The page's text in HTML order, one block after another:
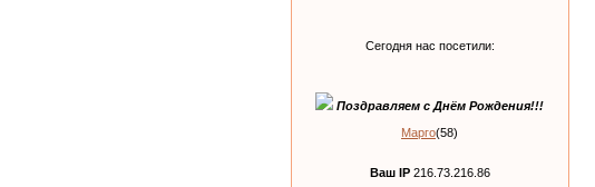
Сегодня нас посетили:
Поздравляем с Днём Рождения!!!
Марго(58)
Ваш IP216.73.216.86